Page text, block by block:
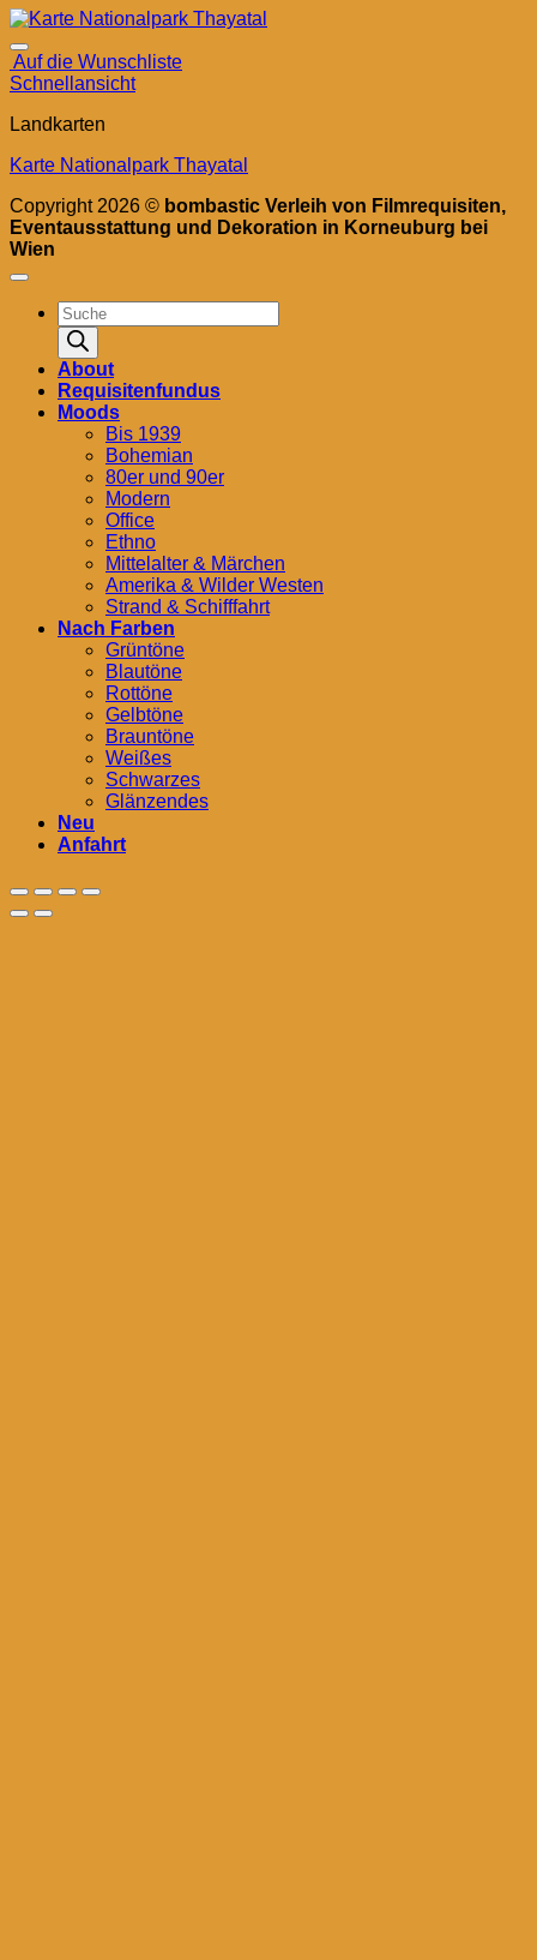
Auf die Wunschliste
Schnellansicht
Landkarten
Karte Nationalpark Thayatal
Copyright 2026 © bombastic Verleih von Filmrequisiten,
Eventausstattung und Dekoration in Korneuburg bei
Wien
Products
search
About
Requisitenfundus
Moods
Bis 1939
Bohemian
80er und 90er
Modern
Office
Ethno
Mittelalter & Märchen
Amerika & Wilder Westen
Strand & Schifffahrt
Nach Farben
Grüntöne
Blautöne
Rottöne
Gelbtöne
Brauntöne
Weißes
Schwarzes
Glänzendes
Neu
Anfahrt